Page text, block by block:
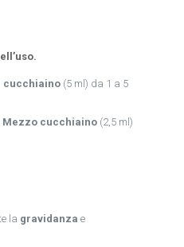
cucchiaino (5 ml) da 1 a 5
Mezzo cucchiaino (2,5 ml)
la gravidanza e